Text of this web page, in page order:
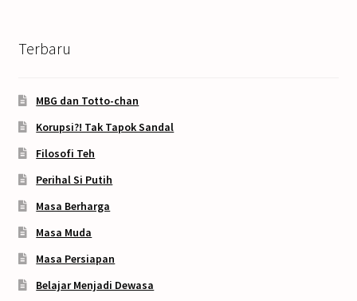
Terbaru
MBG dan Totto-chan
Korupsi?! Tak Tapok Sandal
Filosofi Teh
Perihal Si Putih
Masa Berharga
Masa Muda
Masa Persiapan
Belajar Menjadi Dewasa